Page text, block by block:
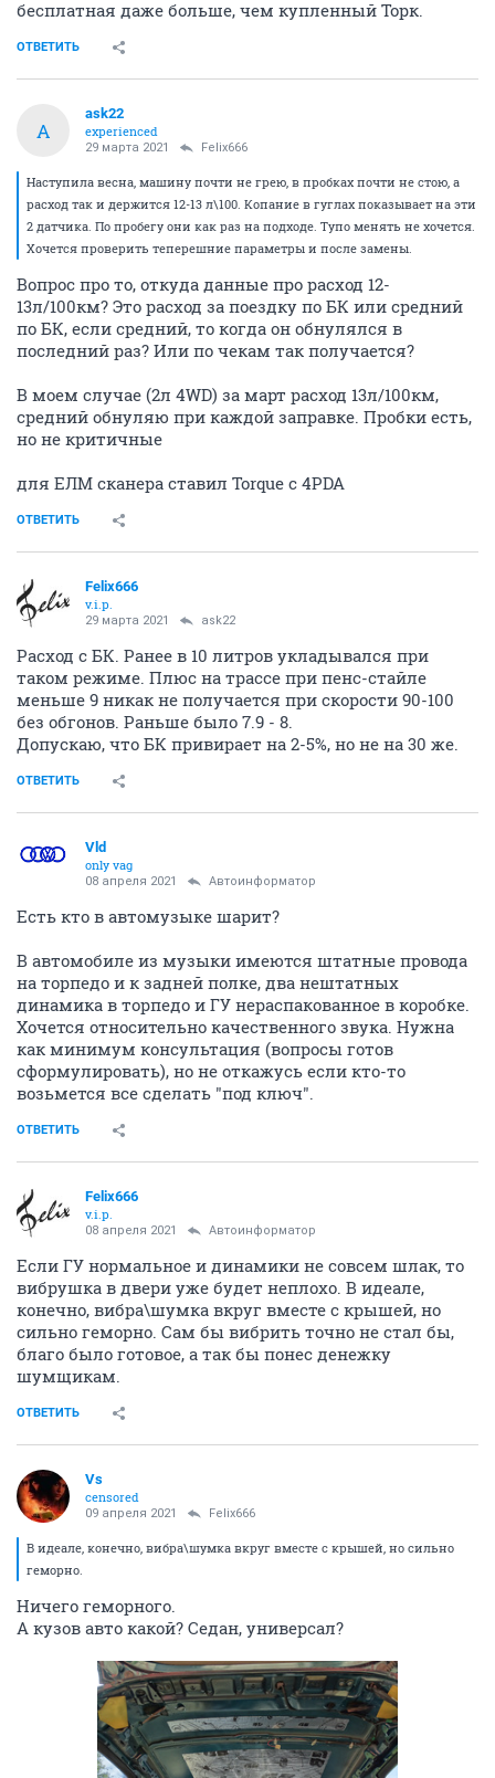
бесплатная даже больше, чем купленный Торк.
ОТВЕТИТЬ
A
ask22
experienced
29 марта 2021 Felix666
Наступила весна, машину почти не грею, в пробках почти не стою, а
расход так и держится 12-13 л\100. Копание в гуглах показывает на эти
2 датчика. По пробегу они как раз на подходе. Тупо менять не хочется.
Хочется проверить теперешние параметры и после замены.
Вопрос про то, откуда данные про расход 12-
13л/100км? Это расход за поездку по БК или средний
по БК, если средний, то когда он обнулялся в
последний раз? Или по чекам так получается?
В моем случае (2л 4WD) за март расход 13л/100км,
средний обнуляю при каждой заправке. Пробки есть,
но не критичные
для ЕЛМ сканера ставил Torque с 4PDA
ОТВЕТИТЬ
Felix666
v.i.p.
29 марта 2021 ask22
Расход с БК. Ранее в 10 литров укладывался при
таком режиме. Плюс на трассе при пенс-стайле
меньше 9 никак не получается при скорости 90-100
без обгонов. Раньше было 7.9 - 8.
Допускаю, что БК привирает на 2-5%, но не на 30 же.
ОТВЕТИТЬ
Vld
only vag
08 апреля 2021 Автоинформатор
Есть кто в автомузыке шарит?
В автомобиле из музыки имеются штатные провода
на торпедо и к задней полке, два нештатных
динамика в торпедо и ГУ нераспакованное в коробке.
Хочется относительно качественного звука. Нужна
как минимум консультация (вопросы готов
сформулировать), но не откажусь если кто-то
возьмется все сделать "под ключ".
ОТВЕТИТЬ
Felix666
v.i.p.
08 апреля 2021 Автоинформатор
Если ГУ нормальное и динамики не совсем шлак, то
вибрушка в двери уже будет неплохо. В идеале,
конечно, вибра\шумка вкруг вместе с крышей, но
сильно геморно. Сам бы вибрить точно не стал бы,
благо было готовое, а так бы понес денежку
шумщикам.
ОТВЕТИТЬ
Vs
censored
09 апреля 2021 Felix666
В идеале, конечно, вибра\шумка вкруг вместе с крышей, но сильно
геморно.
Ничего геморного.
А кузов авто какой? Седан, универсал?